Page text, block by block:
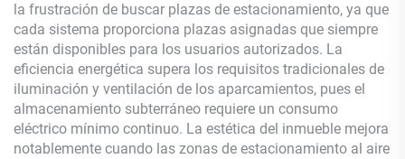
la frustración de buscar plazas de estacionamiento, ya que
cada sistema proporciona plazas asignadas que siempre
están disponibles para los usuarios autorizados. La
eficiencia energética supera los requisitos tradicionales de
iluminación y ventilación de los aparcamientos, pues el
almacenamiento subterráneo requiere un consumo
eléctrico mínimo continuo. La estética del inmueble mejora
notablemente cuando las zonas de estacionamiento al aire